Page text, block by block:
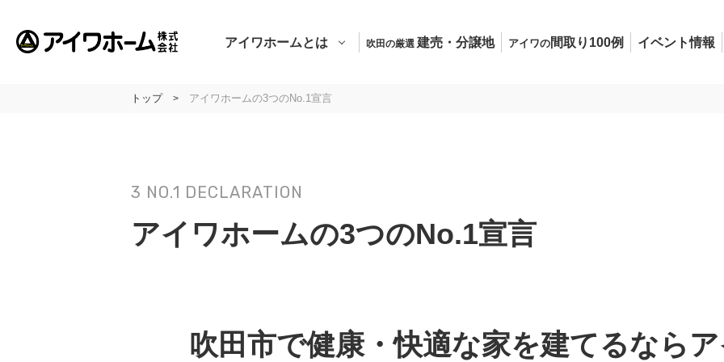
建売・分譲地情報
アイワホームの実例紹介
アイワホームとは 吹田の厳選 建売・分譲地 アイワの間取り100例 イベント情報
トップ > アイワホームの3つのNo.1宣言
3 NO.1 DECLARATION
アイワホームの3つのNo.1宣言
吹田市で健康・快適な家を建てるなら